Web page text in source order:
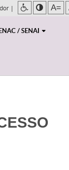
| A=
/ SENAI